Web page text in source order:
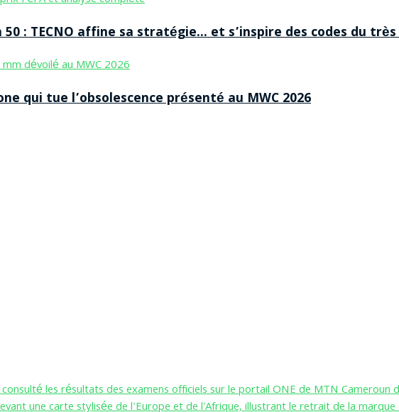
50 : TECNO affine sa stratégie… et s’inspire des codes du
qui tue l’obsolescence présenté au MWC 2026